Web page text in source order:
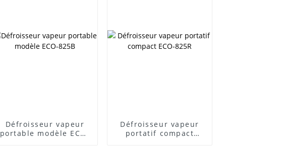
Défroisseur vapeur
portable modèle ECO-
Défroisseur vapeur
portatif compact